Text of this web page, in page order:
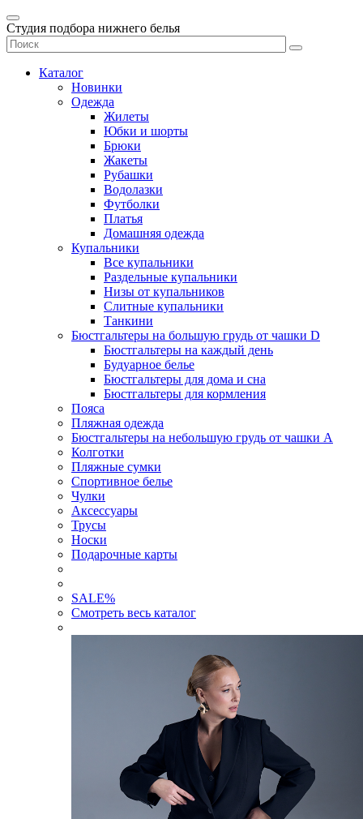
Студия подбора нижнего белья
Каталог
Новинки
Одежда
Жилеты
Юбки и шорты
Брюки
Жакеты
Рубашки
Водолазки
Футболки
Платья
Домашняя одежда
Купальники
Все купальники
Раздельные купальники
Низы от купальников
Слитные купальники
Танкини
Бюстгальтеры на большую грудь от чашки D
Бюстгальтеры на каждый день
Будуарное белье
Бюстгальтеры для дома и сна
Бюстгальтеры для кормления
Пояса
Пляжная одежда
Бюстгальтеры на небольшую грудь от чашки А
Колготки
Пляжные сумки
Спортивное белье
Чулки
Аксессуары
Трусы
Носки
Подарочные карты
SALE%
Смотреть весь каталог